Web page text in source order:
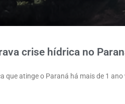
crise hídrica no
que atinge o Paraná há mais de 1